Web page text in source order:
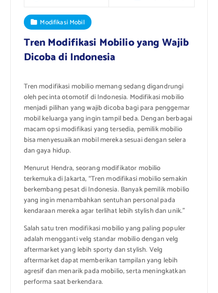
Modifikasi Mobil
Tren Modifikasi Mobilio yang Wajib
Dicoba di Indonesia
Tren modifikasi mobilio memang sedang digandrungi
oleh pecinta otomotif di Indonesia. Modifikasi mobilio
menjadi pilihan yang wajib dicoba bagi para penggemar
mobil keluarga yang ingin tampil beda. Dengan berbagai
macam opsi modifikasi yang tersedia, pemilik mobilio
bisa menyesuaikan mobil mereka sesuai dengan selera
dan gaya hidup.
Menurut Hendra, seorang modifikator mobilio
terkemuka di Jakarta, “Tren modifikasi mobilio semakin
berkembang pesat di Indonesia. Banyak pemilik mobilio
yang ingin menambahkan sentuhan personal pada
kendaraan mereka agar terlihat lebih stylish dan unik.”
Salah satu tren modifikasi mobilio yang paling populer
adalah mengganti velg standar mobilio dengan velg
aftermarket yang lebih sporty dan stylish. Velg
aftermarket dapat memberikan tampilan yang lebih
agresif dan menarik pada mobilio, serta meningkatkan
performa saat berkendara.